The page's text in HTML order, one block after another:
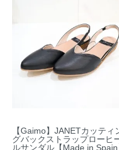
【Gaimo】JANETカッティ
グバックストラップローヒ
ルサンダル【Made in Spain